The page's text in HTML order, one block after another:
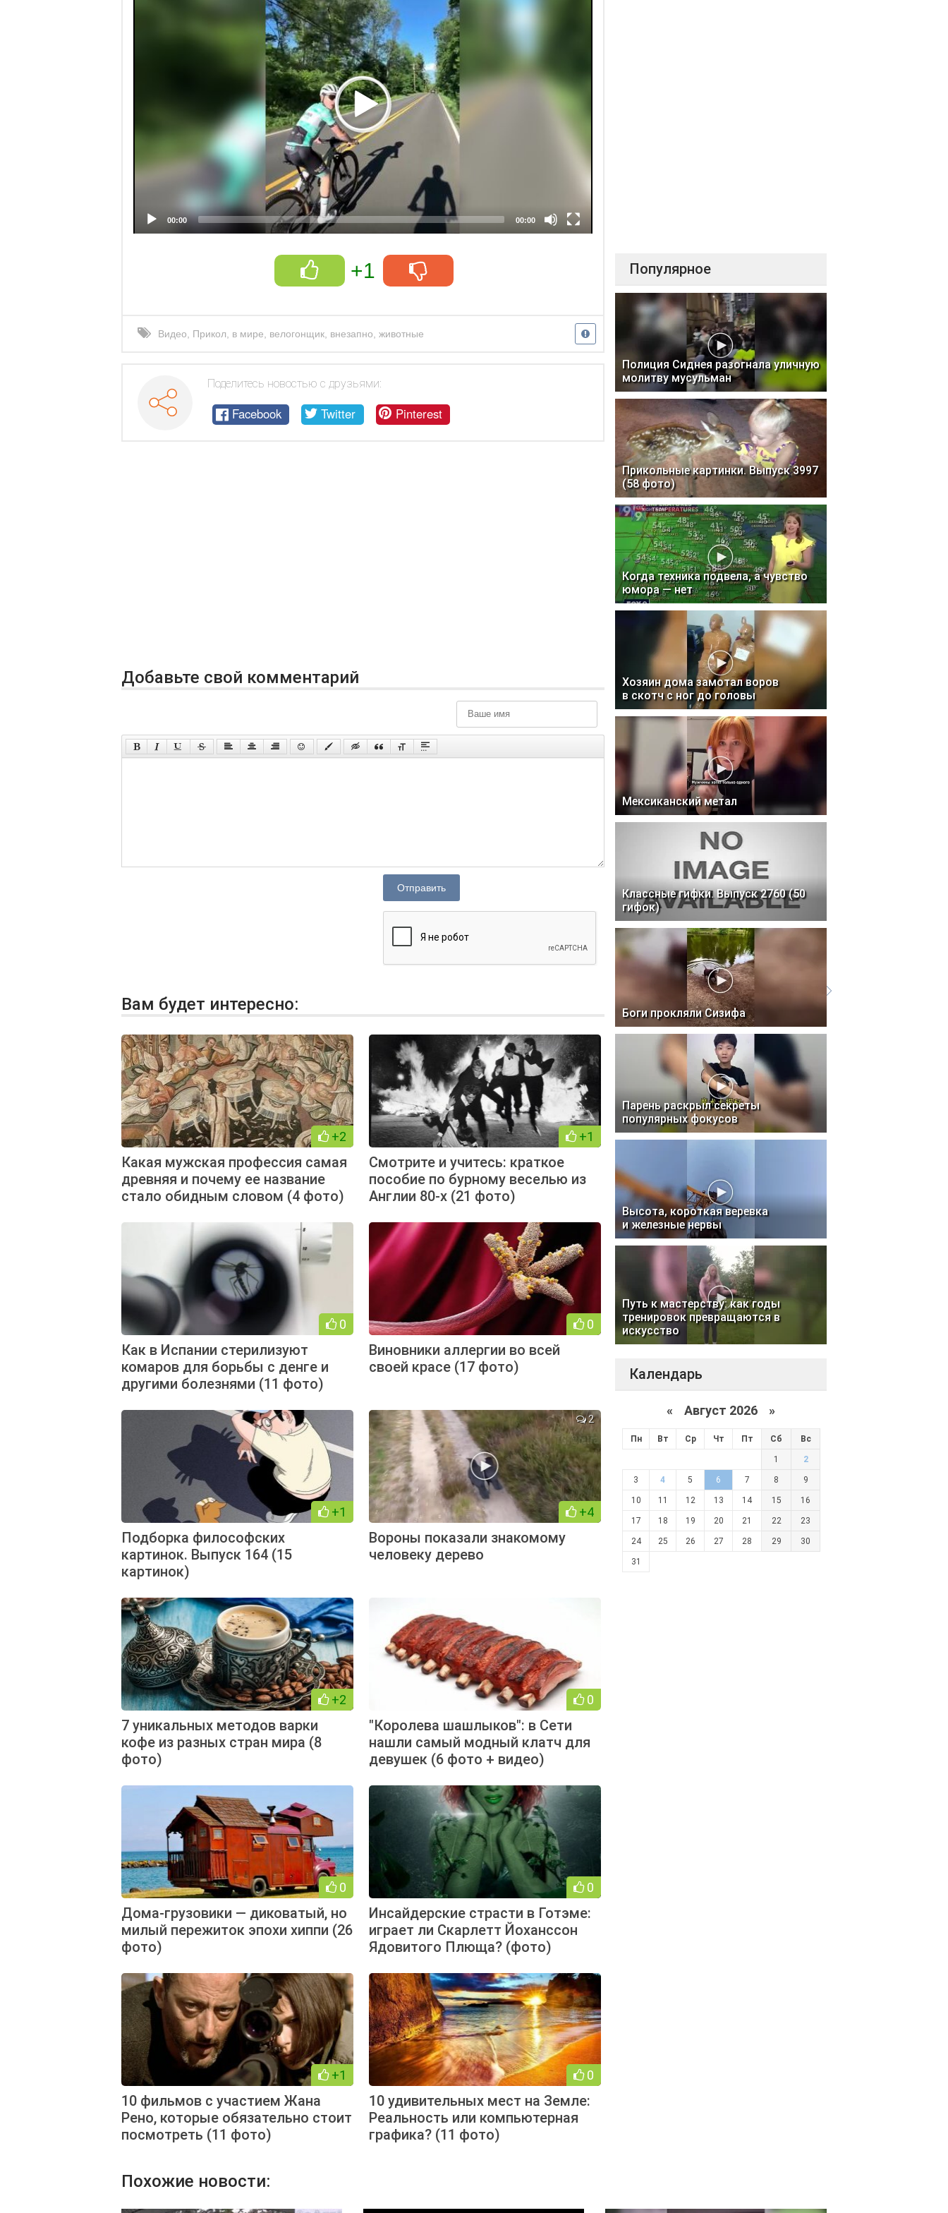
00:00 00:00
+1
Видео Прикол в мире велогонщик внезапно животные
Поделитесь новостью с друзьями:
Facebook Twitter Pinterest
Добавьте свой комментарий
Отправить
Вам будет интересно:
+2
Какая мужская профессия самая
древняя и почему ее название
стало обидным словом (4 фото)
+1
Смотрите и учитесь: краткое
пособие по бурному веселью из
Англии 80-х (21 фото)
0
Как в Испании стерилизуют
комаров для борьбы с денге и
другими болезнями (11 фото)
0
Виновники аллергии во всей
своей красе (17 фото)
+1
Подборка философских
картинок. Выпуск 164 (15
картинок)
+4
2
Вороны показали знакомому
человеку дерево
+2
7 уникальных методов варки
кофе из разных стран мира (8
фото)
0
"Королева шашлыков": в Сети
нашли самый модный клатч для
девушек (6 фото + видео)
0
Дома-грузовики — диковатый, но
милый пережиток эпохи хиппи (26
фото)
0
Инсайдерские страсти в Готэме:
играет ли Скарлетт Йоханссон
Ядовитого Плюща? (фото)
+1
10 фильмов с участием Жана
Рено, которые обязательно стоит
посмотреть (11 фото)
0
10 удивительных мест на Земле:
Реальность или компьютерная
графика? (11 фото)
Популярное
Полиция Сиднея разогнала уличную
молитву мусульман
Прикольные картинки. Выпуск 3997
(58 фото)
Когда техника подвела, а чувство
юмора — нет
Хозяин дома замотал воров
в скотч с ног до головы
Мексиканский метал
Классные гифки. Выпуск 2760 (50
гифок)
Боги прокляли Сизифа
Парень раскрыл секреты
популярных фокусов
Высота, короткая веревка
и железные нервы
Путь к мастерству: как годы
тренировок превращаются в
искусство
Календарь
« Август 2026 »
Пн Вт Ср Чт Пт Сб Вс
1 2
3 4 5 6 7 8 9
10 11 12 13 14 15 16
17 18 19 20 21 22 23
24 25 26 27 28 29 30
31
Похожие новости: